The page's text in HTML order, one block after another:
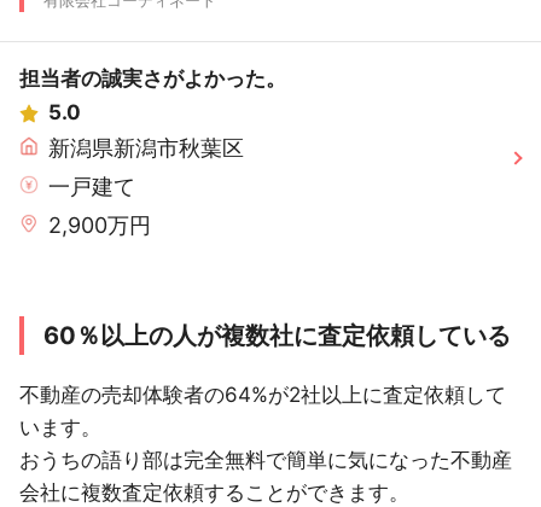
担当者の誠実さがよかった。
5.0
新潟県新潟市秋葉区
一戸建て
2,900万円
60％以上の人が複数社に査定依頼している
不動産の売却体験者の64%が2社以上に査定依頼して
います。
おうちの語り部は完全無料で簡単に気になった不動産
会社に複数査定依頼することができます。